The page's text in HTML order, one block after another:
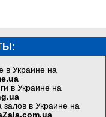
в Украине на
в Украине на
залов в Украине на